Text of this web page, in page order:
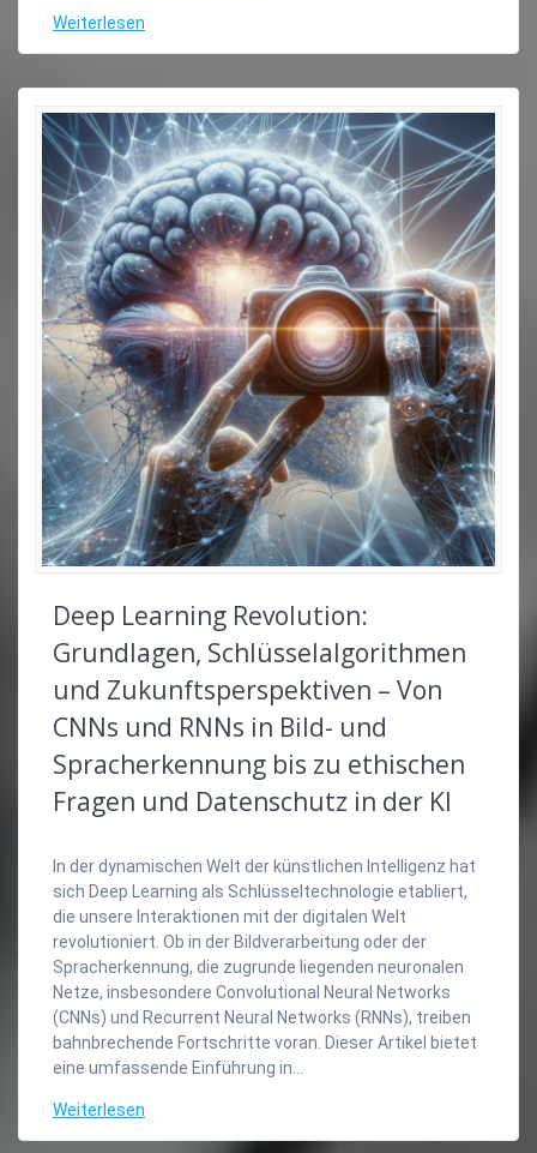
Weiterlesen
Deep Learning Revolution:
Grundlagen, Schlüsselalgorithmen
und Zukunftsperspektiven – Von
CNNs und RNNs in Bild- und
Spracherkennung bis zu ethischen
Fragen und Datenschutz in der KI
In der dynamischen Welt der künstlichen Intelligenz hat
sich Deep Learning als Schlüsseltechnologie etabliert,
die unsere Interaktionen mit der digitalen Welt
revolutioniert. Ob in der Bildverarbeitung oder der
Spracherkennung, die zugrunde liegenden neuronalen
Netze, insbesondere Convolutional Neural Networks
(CNNs) und Recurrent Neural Networks (RNNs), treiben
bahnbrechende Fortschritte voran. Dieser Artikel bietet
eine umfassende Einführung in…
Weiterlesen